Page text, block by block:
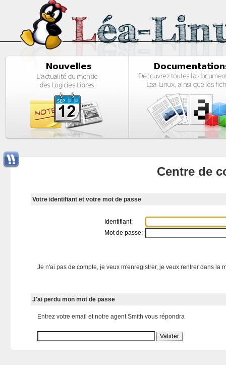
Centre de
Votre identifiant et votre mot de passe
Identifiant:
Mot de passe:
Je n'ai pas de compte, je veux m'enregistrer, je veux rentrer dans la
J'ai perdu mon mot de passe
Entrez votre email et notre agent Smith vous répondra